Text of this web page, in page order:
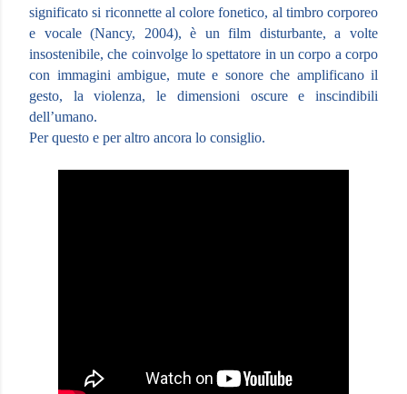
significato si riconnette al colore fonetico, al timbro corporeo
e vocale (Nancy, 2004), è un film disturbante, a volte
insostenibile, che coinvolge lo spettatore in un corpo a corpo
con immagini ambigue, mute e sonore che amplificano il
gesto, la violenza, le dimensioni oscure e inscindibili
dell’umano.
Per questo e per altro ancora lo consiglio.